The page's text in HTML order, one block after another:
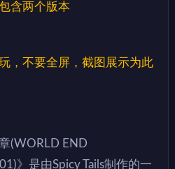
含两个版本
，不要全屏，截图展示为此
(WORLD END
》是由Spicy Tails制作的一